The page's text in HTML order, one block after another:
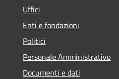
Uffici
Enti e fondazioni
Politici
Personale Amministrativo
Documenti e dati